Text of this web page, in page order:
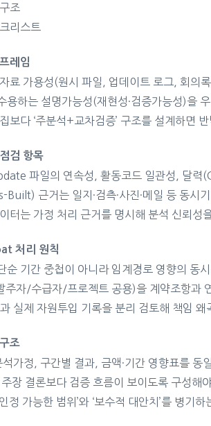
조
리스트
레임
료 가용성(원시 파일, 업데이트 로그, 회의
용하는 설명가능성(재현성·검증가능성)을
보다 ‘주분석+교차검증’ 구조를 설계하면
검 항목
파일의 연속성, 활동코드 일관성, 달력
근거는 일지·검측·사진·메일 등 동시
터는 가정 처리 근거를 명시해 분석 신뢰성
처리 원칙
순 기간 중첩이 아니라 임계경로 영향의 동
자/수급자/프로젝트 공용)을 계약조항과
실제 자원투입 기록을 분리 검토해 책임 왜
조
가정, 구간별 결과, 금액·기간 영향표를 동
장 결론보다 검증 흐름이 보이도록 구성해
정 가능한 범위’와 ‘보수적 대안치’를 병기하